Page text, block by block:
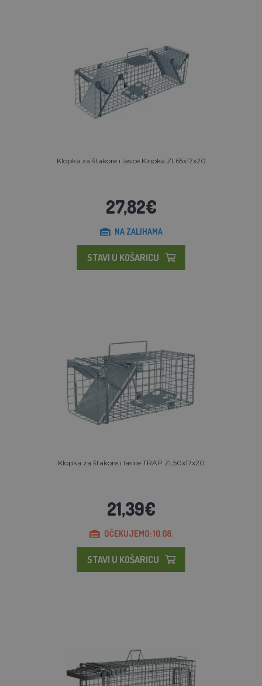
Klopka za štakore i lasice Klopka ZL65x17x20
27,82€
NA ZALIHAMA
STAVI U KOŠARICU
Klopka za štakore i lasice TRAP ZL50x17x20
21,39€
OČEKUJEMO: 10.08.
STAVI U KOŠARICU